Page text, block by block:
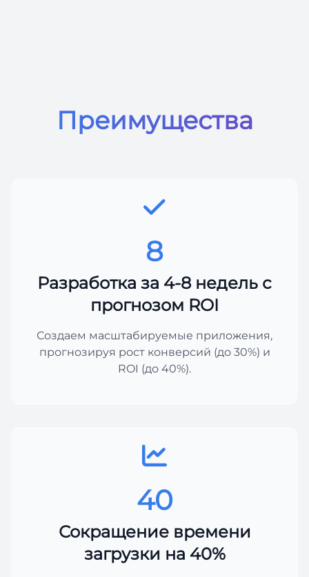
Преимущества
8
Разработка за 4-8 недель с
прогнозом ROI
Создаем масштабируемые приложения,
прогнозируя рост конверсий (до 30%) и
ROI (до 40%).
40
Сокращение времени
загрузки на 40%